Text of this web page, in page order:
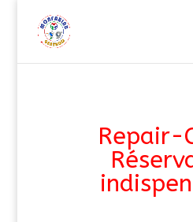
Repair-